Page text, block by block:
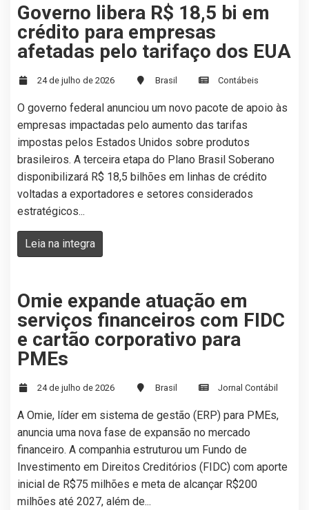
Governo libera R$ 18,5 bi em
crédito para empresas
afetadas pelo tarifaço dos EUA
24 de julho de 2026 Brasil Contábeis
O governo federal anunciou um novo pacote de apoio às
empresas impactadas pelo aumento das tarifas
impostas pelos Estados Unidos sobre produtos
brasileiros. A terceira etapa do Plano Brasil Soberano
disponibilizará R$ 18,5 bilhões em linhas de crédito
voltadas a exportadores e setores considerados
estratégicos...
Leia na integra
Omie expande atuação em
serviços financeiros com FIDC
e cartão corporativo para
PMEs
24 de julho de 2026 Brasil Jornal Contábil
A Omie, líder em sistema de gestão (ERP) para PMEs,
anuncia uma nova fase de expansão no mercado
financeiro. A companhia estruturou um Fundo de
Investimento em Direitos Creditórios (FIDC) com aporte
inicial de R$75 milhões e meta de alcançar R$200
milhões até 2027, além de...